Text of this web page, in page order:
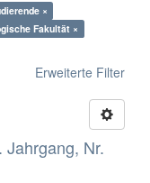
×
Fakultät ×
Erweiterte Filter
Nr.